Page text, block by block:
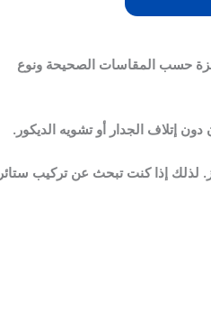
حسب المقاسات الصحيحة ونوع
إتلاف الجدار أو تشويه الديكور.
لذلك إذا كنت تبحث عن تركيب ستائر